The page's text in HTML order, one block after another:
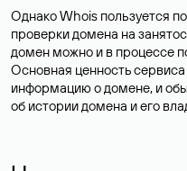
Однако Whois пользуется
проверки домена на
домен можно и в процессе
Основная ценность
информацию о домене, и
об истории домена и его